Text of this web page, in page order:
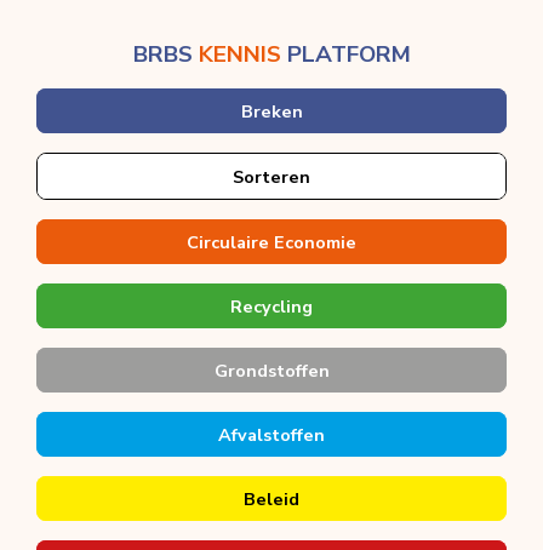
BRBS KENNIS PLATFORM
Breken
Sorteren
Circulaire Economie
Recycling
Grondstoffen
Afvalstoffen
Beleid